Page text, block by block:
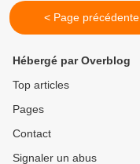
< Page précédente
Hébergé par Overblog
Top articles
Pages
Contact
Signaler un abus